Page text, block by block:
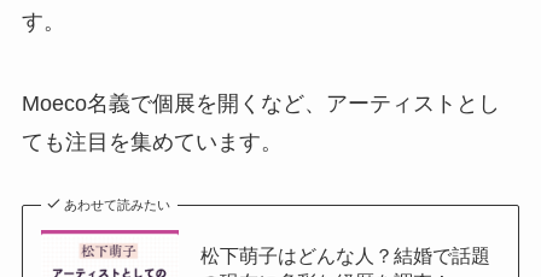
す。
Moeco名義で個展を開くなど、アーティストとし
ても注目を集めています。
あわせて読みたい
松下萌子はどんな人？結婚で話題